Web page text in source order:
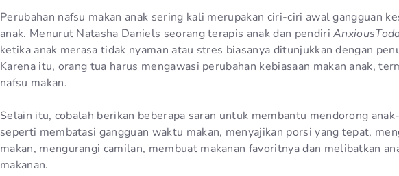
Perubahan nafsu makan anak sering kali merupakan ciri-ciri awal gangguan
anak. Menurut Natasha Daniels seorang terapis anak dan pendiri
ketika anak merasa tidak nyaman atau stres biasanya ditunjukkan dengan
Karena itu, orang tua harus mengawasi perubahan kebiasaan makan anak,
nafsu makan.
Selain itu, cobalah berikan beberapa saran untuk membantu mendorong
seperti membatasi gangguan waktu makan, menyajikan porsi yang tepat,
makan, mengurangi camilan, membuat makanan favoritnya dan melibatkan
makanan.